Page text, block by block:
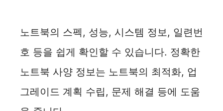
노트북의 스펙, 성능, 시스템 정보, 일련번
호 등을 쉽게 확인할 수 있습니다. 정확한
노트북 사양 정보는 노트북의 최적화, 업
그레이드 계획 수립, 문제 해결 등에 도움